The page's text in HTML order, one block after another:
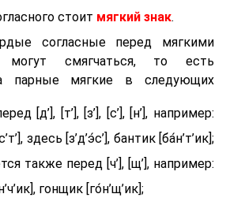
стоит мягкий знак.
согласные перед мягкими
могут смягчаться, то есть
парные мягкие в следующих
[д’], [т’], [з’], [с’], [н’], например:
здесь [з’д’э́с’], бантик [ба́н’т’ик];
также перед [ч’], [щ’], например:
гонщик [го́н’щ’ик];